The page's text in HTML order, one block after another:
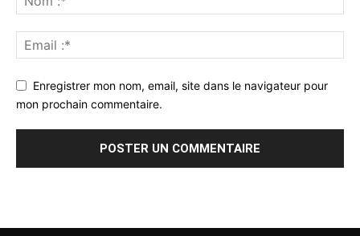
Enregistrer mon nom, email, site dans le navigateur pour
mon prochain commentaire.